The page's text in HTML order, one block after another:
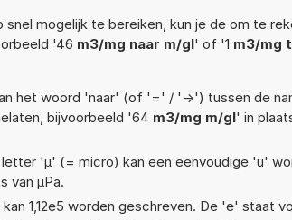
mogelijk te bereiken, kun je de om te
'46 m3/mg naar m/gl' of '1 m3/mg
het woord 'naar' (of '=' / '->') tussen de
bijvoorbeeld '64 m3/mg m/gl' in
letter 'µ' (= micro) kan een eenvoudige 'u'
van µPa.
kan 1,12e5 worden geschreven. De 'e' staat